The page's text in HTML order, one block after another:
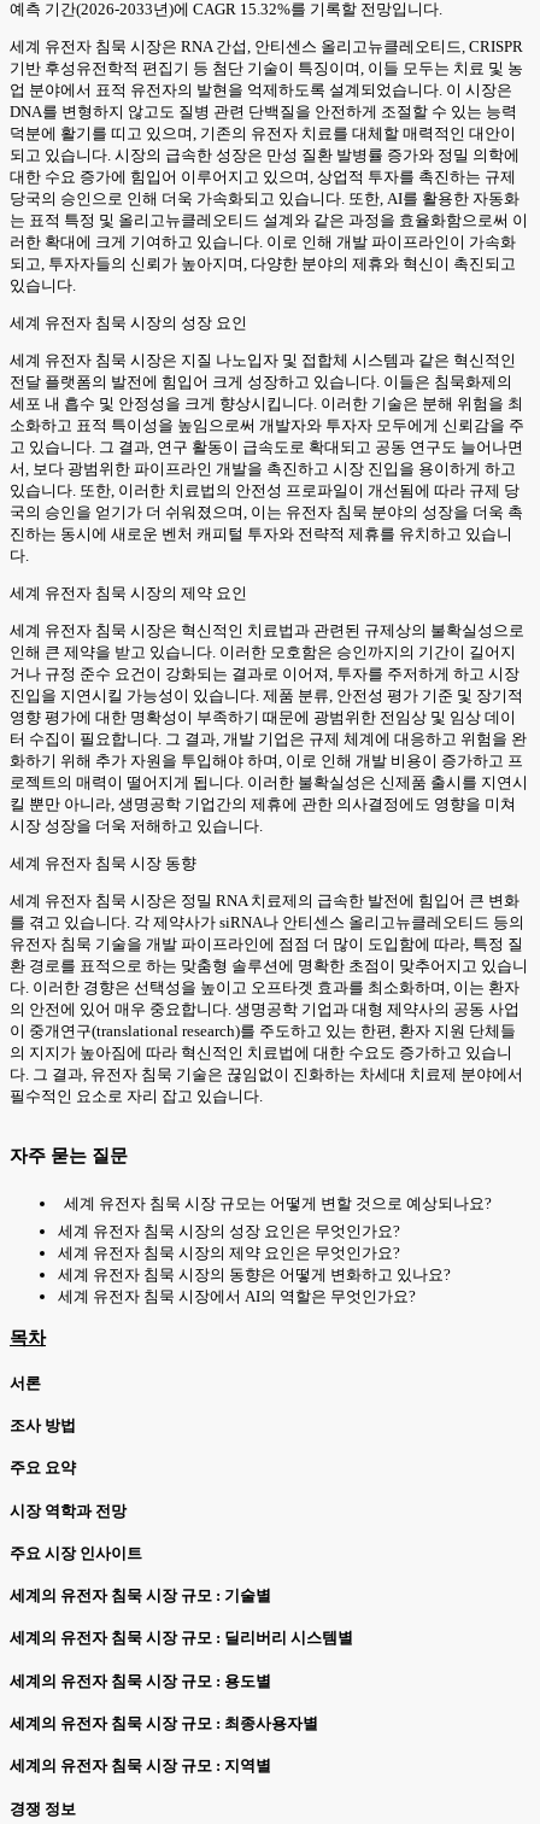
예측 기간(2026-2033년)에 CAGR 15.32%를 기록할 전망입니다.
세계 유전자 침묵 시장은 RNA 간섭, 안티센스 올리고뉴클레오티드, CRISPR
기반 후성유전학적 편집기 등 첨단 기술이 특징이며, 이들 모두는 치료 및 농
업 분야에서 표적 유전자의 발현을 억제하도록 설계되었습니다. 이 시장은
DNA를 변형하지 않고도 질병 관련 단백질을 안전하게 조절할 수 있는 능력
덕분에 활기를 띠고 있으며, 기존의 유전자 치료를 대체할 매력적인 대안이
되고 있습니다. 시장의 급속한 성장은 만성 질환 발병률 증가와 정밀 의학에
대한 수요 증가에 힘입어 이루어지고 있으며, 상업적 투자를 촉진하는 규제
당국의 승인으로 인해 더욱 가속화되고 있습니다. 또한, AI를 활용한 자동화
는 표적 특정 및 올리고뉴클레오티드 설계와 같은 과정을 효율화함으로써 이
러한 확대에 크게 기여하고 있습니다. 이로 인해 개발 파이프라인이 가속화
되고, 투자자들의 신뢰가 높아지며, 다양한 분야의 제휴와 혁신이 촉진되고
있습니다.
세계 유전자 침묵 시장의 성장 요인
세계 유전자 침묵 시장은 지질 나노입자 및 접합체 시스템과 같은 혁신적인
전달 플랫폼의 발전에 힘입어 크게 성장하고 있습니다. 이들은 침묵화제의
세포 내 흡수 및 안정성을 크게 향상시킵니다. 이러한 기술은 분해 위험을 최
소화하고 표적 특이성을 높임으로써 개발자와 투자자 모두에게 신뢰감을 주
고 있습니다. 그 결과, 연구 활동이 급속도로 확대되고 공동 연구도 늘어나면
서, 보다 광범위한 파이프라인 개발을 촉진하고 시장 진입을 용이하게 하고
있습니다. 또한, 이러한 치료법의 안전성 프로파일이 개선됨에 따라 규제 당
국의 승인을 얻기가 더 쉬워졌으며, 이는 유전자 침묵 분야의 성장을 더욱 촉
진하는 동시에 새로운 벤처 캐피털 투자와 전략적 제휴를 유치하고 있습니
다.
세계 유전자 침묵 시장의 제약 요인
세계 유전자 침묵 시장은 혁신적인 치료법과 관련된 규제상의 불확실성으로
인해 큰 제약을 받고 있습니다. 이러한 모호함은 승인까지의 기간이 길어지
거나 규정 준수 요건이 강화되는 결과로 이어져, 투자를 주저하게 하고 시장
진입을 지연시킬 가능성이 있습니다. 제품 분류, 안전성 평가 기준 및 장기적
영향 평가에 대한 명확성이 부족하기 때문에 광범위한 전임상 및 임상 데이
터 수집이 필요합니다. 그 결과, 개발 기업은 규제 체계에 대응하고 위험을 완
화하기 위해 추가 자원을 투입해야 하며, 이로 인해 개발 비용이 증가하고 프
로젝트의 매력이 떨어지게 됩니다. 이러한 불확실성은 신제품 출시를 지연시
킬 뿐만 아니라, 생명공학 기업간의 제휴에 관한 의사결정에도 영향을 미쳐
시장 성장을 더욱 저해하고 있습니다.
세계 유전자 침묵 시장 동향
세계 유전자 침묵 시장은 정밀 RNA 치료제의 급속한 발전에 힘입어 큰 변화
를 겪고 있습니다. 각 제약사가 siRNA나 안티센스 올리고뉴클레오티드 등의
유전자 침묵 기술을 개발 파이프라인에 점점 더 많이 도입함에 따라, 특정 질
환 경로를 표적으로 하는 맞춤형 솔루션에 명확한 초점이 맞추어지고 있습니
다. 이러한 경향은 선택성을 높이고 오프타겟 효과를 최소화하며, 이는 환자
의 안전에 있어 매우 중요합니다. 생명공학 기업과 대형 제약사의 공동 사업
이 중개연구(translational research)를 주도하고 있는 한편, 환자 지원 단체들
의 지지가 높아짐에 따라 혁신적인 치료법에 대한 수요도 증가하고 있습니
다. 그 결과, 유전자 침묵 기술은 끊임없이 진화하는 차세대 치료제 분야에서
필수적인 요소로 자리 잡고 있습니다.
자주 묻는 질문
세계 유전자 침묵 시장 규모는 어떻게 변할 것으로 예상되나요?
세계 유전자 침묵 시장의 성장 요인은 무엇인가요?
세계 유전자 침묵 시장의 제약 요인은 무엇인가요?
세계 유전자 침묵 시장의 동향은 어떻게 변화하고 있나요?
세계 유전자 침묵 시장에서 AI의 역할은 무엇인가요?
목차
서론
조사 방법
주요 요약
시장 역학과 전망
주요 시장 인사이트
세계의 유전자 침묵 시장 규모 : 기술별
세계의 유전자 침묵 시장 규모 : 딜리버리 시스템별
세계의 유전자 침묵 시장 규모 : 용도별
세계의 유전자 침묵 시장 규모 : 최종사용자별
세계의 유전자 침묵 시장 규모 : 지역별
경쟁 정보